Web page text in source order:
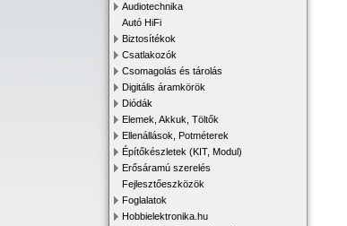
Audiotechnika
Autó HiFi
Biztosítékok
Csatlakozók
Csomagolás és tárolás
Digitális áramkörök
Diódák
Elemek, Akkuk, Töltők
Ellenállások, Potméterek
Építőkészletek (KIT, Modul)
Erősáramú szerelés
Fejlesztőeszközök
Foglalatok
Hobbielektronika.hu